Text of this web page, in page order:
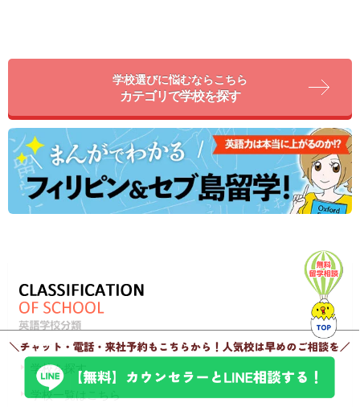
学校選びに悩むならこちら
カテゴリで学校を探す
学校を探す
学校一覧はこちら